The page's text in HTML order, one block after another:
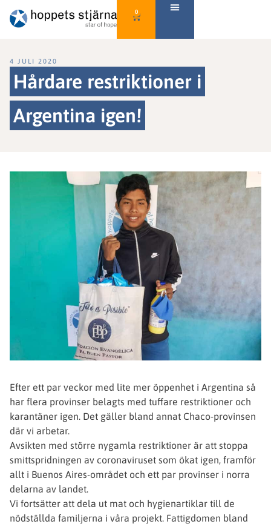
0
4 JULI 2020
Hårdare restriktioner i
Argentina igen!
Efter ett par veckor med lite mer öppenhet i Argentina så
har flera provinser belagts med tuffare restriktioner och
karantäner igen. Det gäller bland annat Chaco-provinsen
där vi arbetar.
Avsikten med större nygamla restriktioner är att stoppa
smittspridningen av coronaviruset som ökat igen, framför
allt i Buenos Aires-området och ett par provinser i norra
delarna av landet.
Vi fortsätter att dela ut mat och hygienartiklar till de
nödställda familjerna i våra projekt. Fattigdomen bland